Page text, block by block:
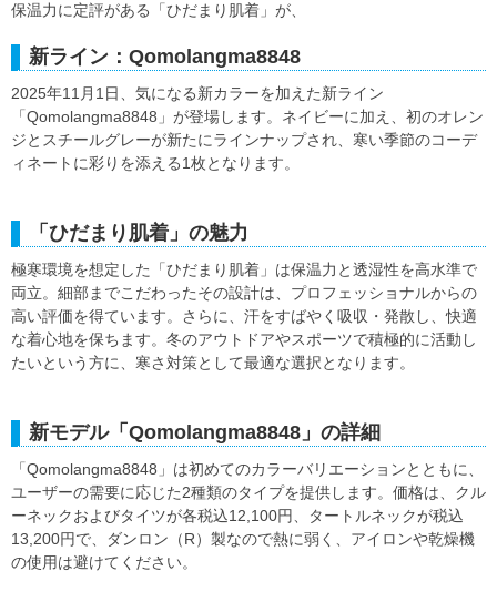
保温力に定評がある「ひだまり肌着」が、
新ライン：Qomolangma8848
2025年11月1日、気になる新カラーを加えた新ライン
「Qomolangma8848」が登場します。ネイビーに加え、初のオレン
ジとスチールグレーが新たにラインナップされ、寒い季節のコーデ
ィネートに彩りを添える1枚となります。
「ひだまり肌着」の魅力
極寒環境を想定した「ひだまり肌着」は保温力と透湿性を高水準で
両立。細部までこだわったその設計は、プロフェッショナルからの
高い評価を得ています。さらに、汗をすばやく吸収・発散し、快適
な着心地を保ちます。冬のアウトドアやスポーツで積極的に活動し
たいという方に、寒さ対策として最適な選択となります。
新モデル「Qomolangma8848」の詳細
「Qomolangma8848」は初めてのカラーバリエーションとともに、
ユーザーの需要に応じた2種類のタイプを提供します。価格は、クル
ーネックおよびタイツが各税込12,100円、タートルネックが税込
13,200円で、ダンロン（R）製なので熱に弱く、アイロンや乾燥機
の使用は避けてください。